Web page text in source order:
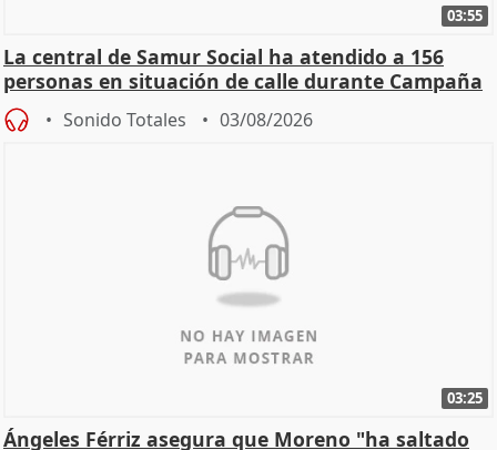
03:55
La central de Samur Social ha atendido a 156
personas en situación de calle durante Campaña
de Calor
Sonido Totales 03/08/2026
03:25
Ángeles Férriz asegura que Moreno "ha saltado